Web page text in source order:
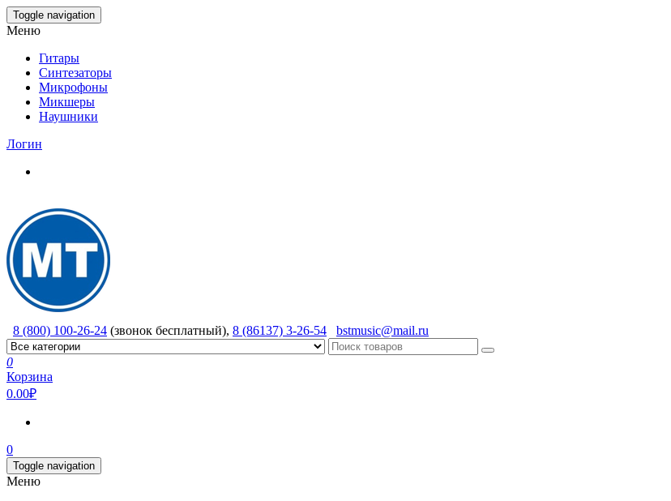
Skip
to
content
Toggle navigation
Меню
Гитары
Синтезаторы
Микрофоны
Микшеры
Наушники
Логин
8 (800) 100-26-24 (звонок бесплатный), 8 (86137) 3-26-54 bstmusic@mail.ru
0
Корзина
0.00₽
0
Toggle navigation
Меню